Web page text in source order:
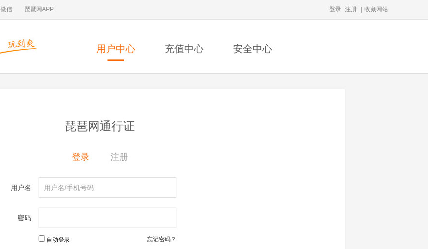
微信 琵琶网APP 收藏网站
登录 注册
用户中心 充值中心 安全中心
琵琶网通行证
登录 注册
用户名
密码
自动登录 忘记密码？